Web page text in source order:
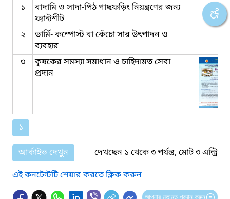
১
বাদামি ও সাদা-পিঠ গাছফড়িং নিয়ন্ত্রণের জন্য
ফ্যাক্টশীট
২
ভার্মি- কম্পোস্ট বা কেঁচো সার উৎপাদন ও
ব্যবহার
৩
কৃষকের সমস্যা সমাধান ও চাহিদামত সেবা
প্রদান
১
আর্কাইভ দেখুন
দেখছেন ১ থেকে ৩ পর্যন্ত, মোট ৩ এন্ট্রি
এই কনটেন্টটি শেয়ার করতে ক্লিক করুন
আপনার মতামত প্রদান করুন